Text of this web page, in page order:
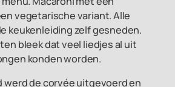
vegetarische variant. Alle
keukenleiding zelf gesneden.
bleek dat veel liedjes al uit
konden worden.
werd de corvée uitgevoerd en